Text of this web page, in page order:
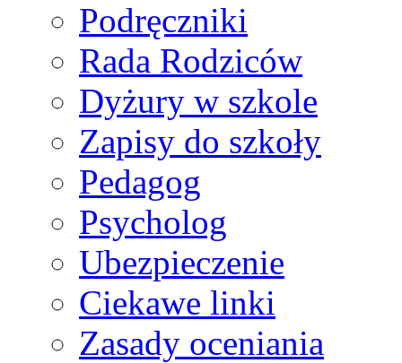
Podręczniki
Rada Rodziców
Dyżury w szkole
Zapisy do szkoły
Pedagog
Psycholog
Ubezpieczenie
Ciekawe linki
Zasady oceniania